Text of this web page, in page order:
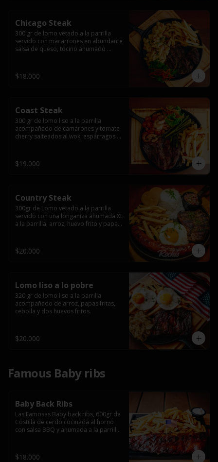
Chicago Steak
300 gr de lomo vetado a la parrilla
servido con macarrones en abundante
salsa de queso, tocino ahumado
$18.000
Coast Steak
300 gr de lomo liso a la parrilla
acompañado de camarones y tomate
cherry salteados al wok, espárragos
$19.000
Country Steak
300gr de Lomo vetado a la parrilla
servido con una longaniza ahumada XL
a la parrilla, arroz, huevo frito y papas
$20.000
Lomo liso a lo pobre
320 gr de lomo liso a la parrilla
acompañado de arroz, papas fritas,
cebolla y dos huevos fritos.
$20.000
Famous Baby ribs
Baby Back Ribs
Las Famosas Baby back ribs, 600gr de
Costilla de cerdo cocinada al horno
con salsa BBQ y ahumada a la parrilla
$18.000